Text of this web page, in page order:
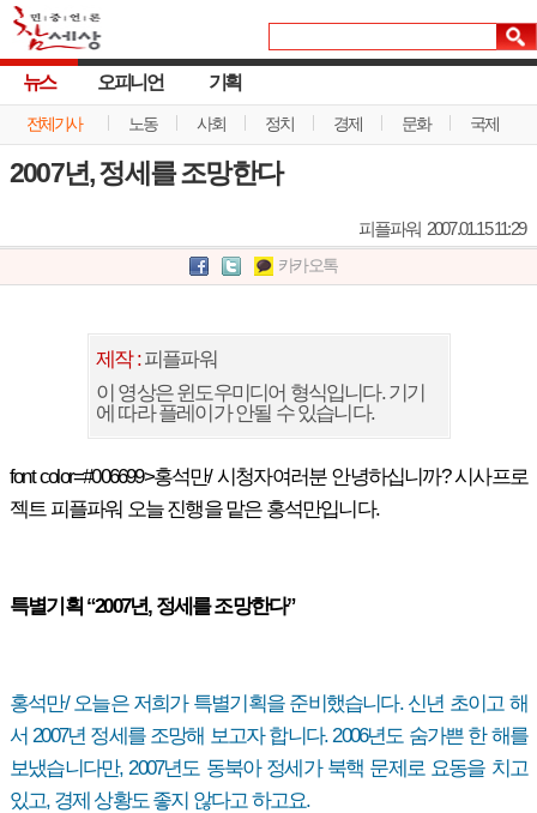
뉴스
전체기사 노동 사회 정치 경제 문화 국제
오피니언 기획
2007년, 정세를 조망한다
피플파워 2007.01.15 11:29
카카오톡
제작 :피플파워
이 영상은 윈도우미디어 형식입니다. 기기
에 따라 플레이가 안될 수 있습니다.
font color=#006699>홍석만/ 시청자여러분 안녕하십니까? 시사프로
젝트 피플파워 오늘 진행을 맡은 홍석만입니다.
특별기획 “2007년, 정세를 조망한다”
홍석만/ 오늘은 저희가 특별기획을 준비했습니다. 신년 초이고 해
서 2007년 정세를 조망해 보고자 합니다. 2006년도 숨가쁜 한 해를
보냈습니다만, 2007년도 동북아 정세가 북핵 문제로 요동을 치고
있고, 경제 상황도 좋지 않다고 하고요.